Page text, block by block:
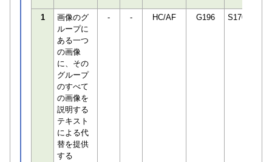
1
画像のグ
ループに
ある一つ
の画像
に、その
グループ
のすべて
の画像を
説明する
テキスト
による代
替を提供
する
- - HC/AF G196 S170294